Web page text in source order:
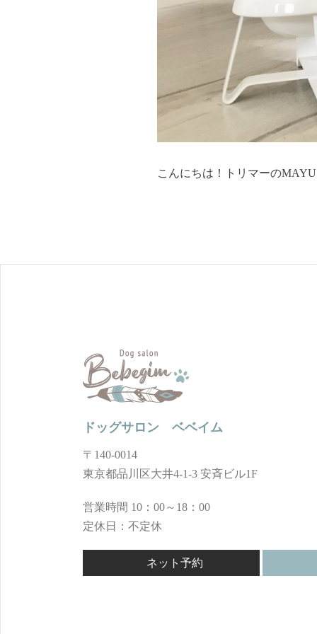
こんにちは！トリマーの
ドッグサロン ベベイム
〒140-0014
東京都品川区大井4-1-3 安斉ビル1F
営業時間 10：00～18：00
定休日：不定休
ネット予約